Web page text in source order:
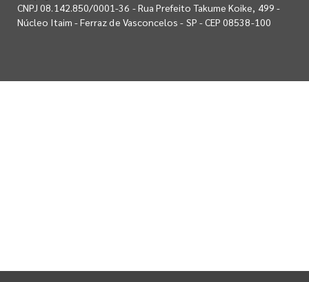
CNPJ 08.142.850/0001-36 - Rua Prefeito Takume Koike, 499 -
Núcleo Itaim - Ferraz de Vasconcelos - SP - CEP 08538-100